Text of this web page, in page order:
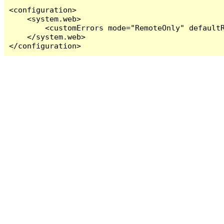
<configuration>
    <system.web>
<customErrors mode="RemoteOnly"
    </system.web>
</configuration>